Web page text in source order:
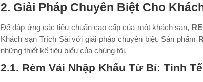
2. Giải Pháp Chuyên Biệt Cho
Để đáp ứng các tiêu chuẩn cao cấp của một khách sạn,
Khách sạn Trích Sài với giải pháp chuyên biệt. Sản phẩm
những thiết kế tiêu biểu của chúng tôi.
2.1. Rèm Vải Nhập Khẩu Từ Bỉ: Tinh